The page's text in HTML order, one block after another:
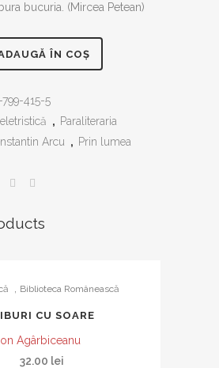
bucuria. (Mircea Petean)
ÎN COȘ
415-5
, Paraliteraria
Arcu , Prin lumea
Biblioteca Românească
CU SOARE
Ion Agârbiceanu
32.00 lei